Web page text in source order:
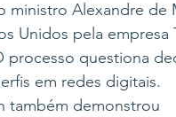
ministro Alexandre de
Unidos pela empresa
processo questiona
em redes digitais.
também demonstrou